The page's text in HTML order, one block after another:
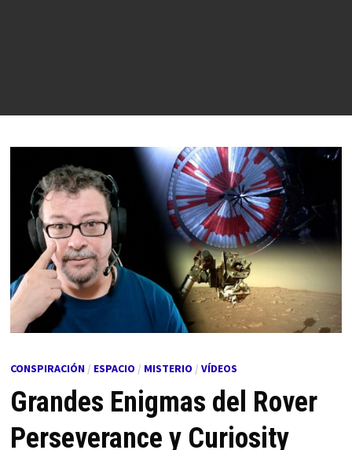
CONSPIRACIÓN/ ESPACIO / MISTERIO / VÍDEOS
Grandes Enigmas del Rover
Perseverance y Curiosity